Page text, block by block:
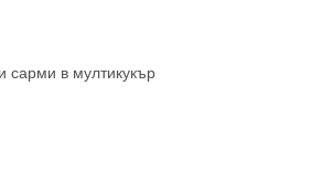
сарми в мултикукър